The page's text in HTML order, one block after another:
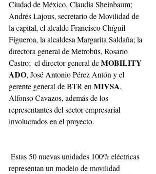
Ciudad de México, Claudia Sheinbaum;
Andrés Lajous, secretario de Movilidad de
la capital, el alcalde Francisco Chíguil
Figueroa, la alcaldesa Margarita Saldaña; la
directora general de Metrobús, Rosario
Castro;  el director general de MOBILITY
ADO, José Antonio Pérez Antón y el
gerente general de BTR en MIVSA,
Alfonso Cavazos, además de los
representantes del sector empresarial
involucrados en el proyecto.
representan un modelo de movilidad